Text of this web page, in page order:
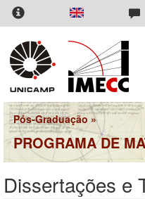
Pular
para
conteúdo
principal
Pós-Graduação »
PROGRAMA DE
Dissertações e